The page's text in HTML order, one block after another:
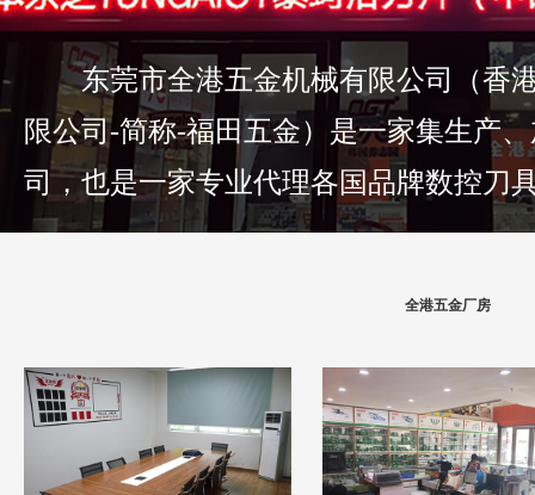
东莞市全港五金机械有限公司（香
限公司-简称-福田五金）是一家集生产
司，也是一家专业代理各国品牌数控刀
全港五金厂房